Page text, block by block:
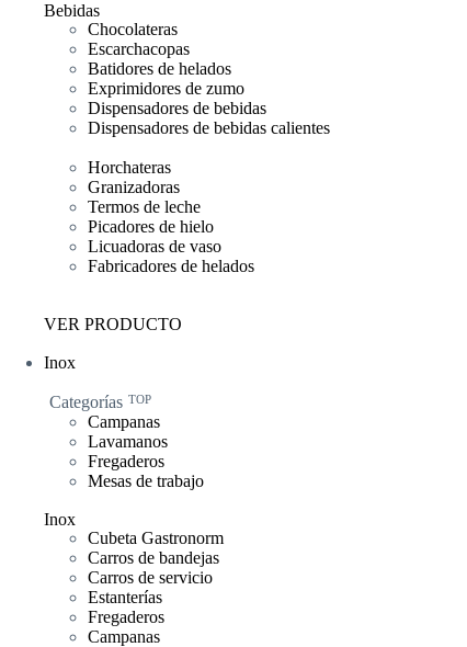
Bebidas
Chocolateras
Escarchacopas
Batidores de helados
Exprimidores de zumo
Dispensadores de bebidas
Dispensadores de bebidas calientes
Horchateras
Granizadoras
Termos de leche
Picadores de hielo
Licuadoras de vaso
Fabricadores de helados
VER PRODUCTO
Inox
Categorías TOP
Campanas
Lavamanos
Fregaderos
Mesas de trabajo
Inox
Cubeta Gastronorm
Carros de bandejas
Carros de servicio
Estanterías
Fregaderos
Campanas